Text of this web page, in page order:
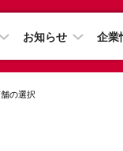
お知らせ 企業
の選択